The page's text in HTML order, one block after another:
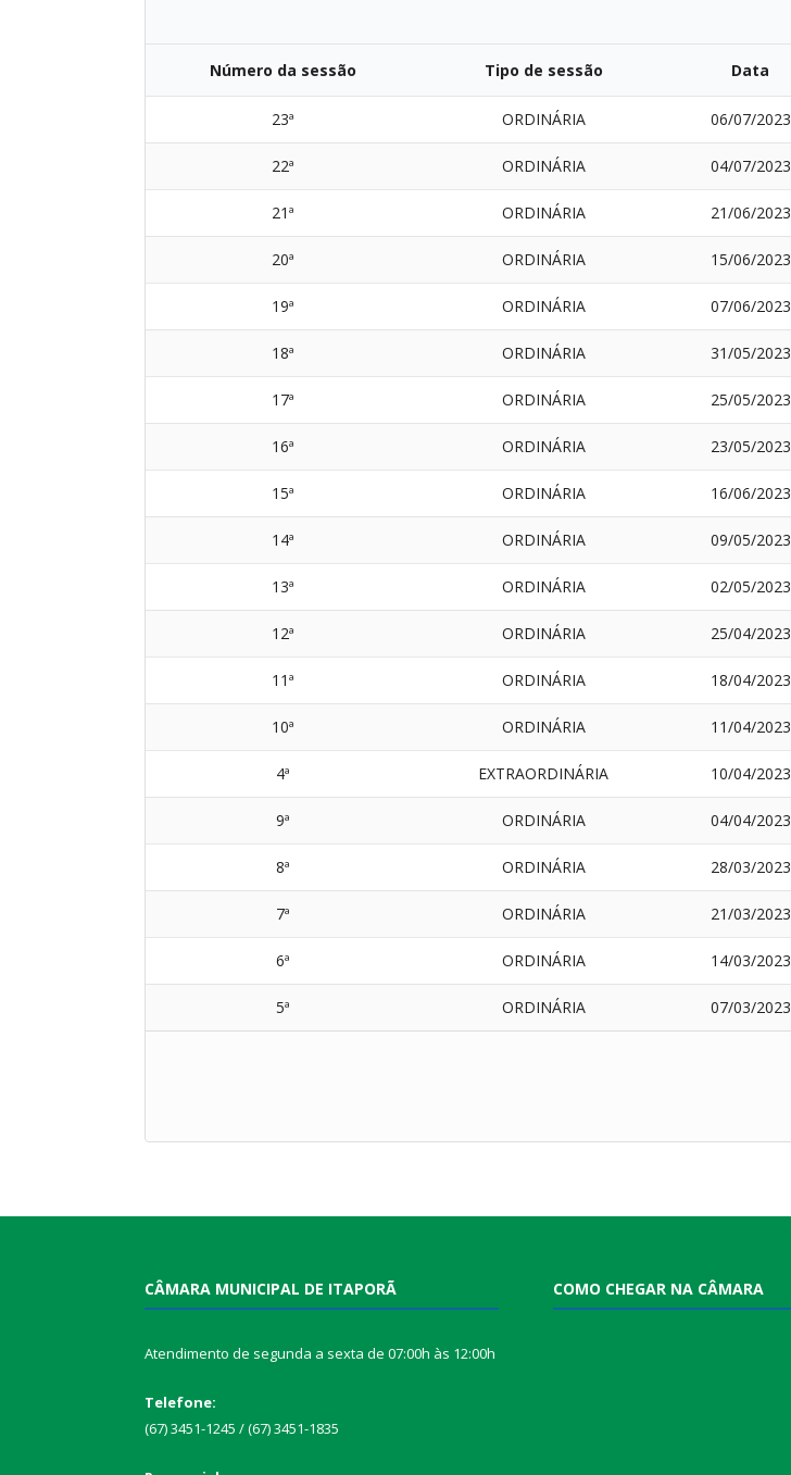
Número da sessão Tipo de sessão Data
23ª ORDINÁRIA 06/07/2023
22ª ORDINÁRIA 04/07/2023
21ª ORDINÁRIA 21/06/2023
20ª ORDINÁRIA 15/06/2023
19ª ORDINÁRIA 07/06/2023
18ª ORDINÁRIA 31/05/2023
17ª ORDINÁRIA 25/05/2023
16ª ORDINÁRIA 23/05/2023
15ª ORDINÁRIA 16/06/2023
14ª ORDINÁRIA 09/05/2023
13ª ORDINÁRIA 02/05/2023
12ª ORDINÁRIA 25/04/2023
11ª ORDINÁRIA 18/04/2023
10ª ORDINÁRIA 11/04/2023
4ª EXTRAORDINÁRIA 10/04/2023
9ª ORDINÁRIA 04/04/2023
8ª ORDINÁRIA 28/03/2023
7ª ORDINÁRIA 21/03/2023
6ª ORDINÁRIA 14/03/2023
5ª ORDINÁRIA 07/03/2023
CÂMARA MUNICIPAL DE ITAPORÃ
Atendimento de segunda a sexta de 07:00h às 12:00h
Telefone:
(67) 3451-1245 / (67) 3451-1835
COMO CHEGAR NA CÂMARA